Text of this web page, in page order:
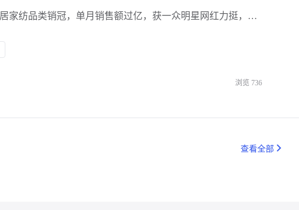
连续两个月蝉联抖音家居家纺品类销冠，单月销售额过亿，获一众明星网红力挺，BKT如何凭借一款坐姿椅实现声量销量双开花？ 即便不断被质疑是“智商税”，好评率却依旧高达98%，成为打工人的新一代工位搭子，BKT坐姿椅爆单的背后，又命中了哪些网红密码？ 究竟是BKT带火了坐姿椅，还是坐姿椅成就了BKT呢？
浏览 736
查看全部